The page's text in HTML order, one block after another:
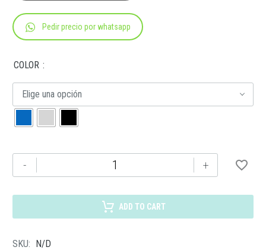
Pedir precio por whatsapp
COLOR
Elige una opción
-
222
cantidad
+
ADD TO CART
SKU: N/D